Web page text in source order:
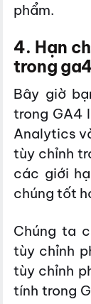
phẩm.
4. Hạn
trong
Bây giờ
trong GA4
Analytics
tùy chỉnh
các giới
chúng tốt
Chúng ta
tùy chỉnh
tùy chỉnh
tính trong